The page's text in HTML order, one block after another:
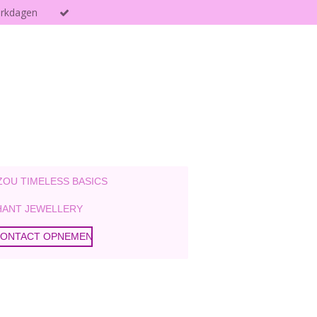
TIMELESS BASICS
JEWELLERY
OPNEMEN